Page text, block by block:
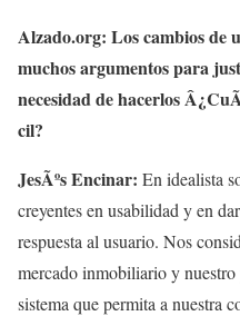
Alzado.org: Los cambios de
muchos argumentos para
necesidad de hacerlos
cil?
JesÃºs Encinar: En idealista
creyentes en usabilidad y en
respuesta al usuario. Nos
mercado inmobiliario y
sistema que permita a nuestra